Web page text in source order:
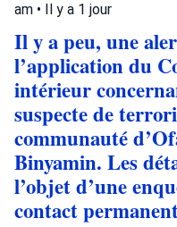
am • Il y a 1 jour
Il y a peu, une
l’application du
intérieur
suspecte de
communauté
Binyamin. Les
l’objet d’une
contact